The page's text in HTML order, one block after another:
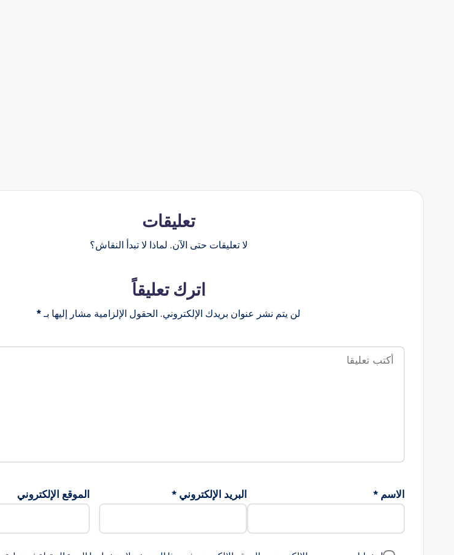
تعليقات
لا تعليقات حتى الآن. لماذا لا تبدأ النقاش؟
اترك تعليقاً
لن يتم نشر عنوان بريدك الإلكتروني. الحقول الإلزامية مشار إليها بـ *
الاسم * البريد الإلكتروني * الموقع الإلكتروني